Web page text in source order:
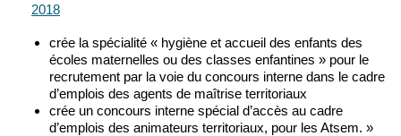
2018
crée la spécialité « hygiène et accueil des enfants des
écoles maternelles ou des classes enfantines » pour le
recrutement par la voie du concours interne dans le cadre
d’emplois des agents de maîtrise territoriaux
crée un concours interne spécial d’accès au cadre
d’emplois des animateurs territoriaux, pour les Atsem. »